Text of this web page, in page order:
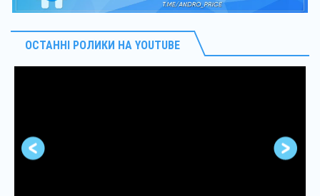
ОСТАННІ РОЛИКИ НА YOUTUBE